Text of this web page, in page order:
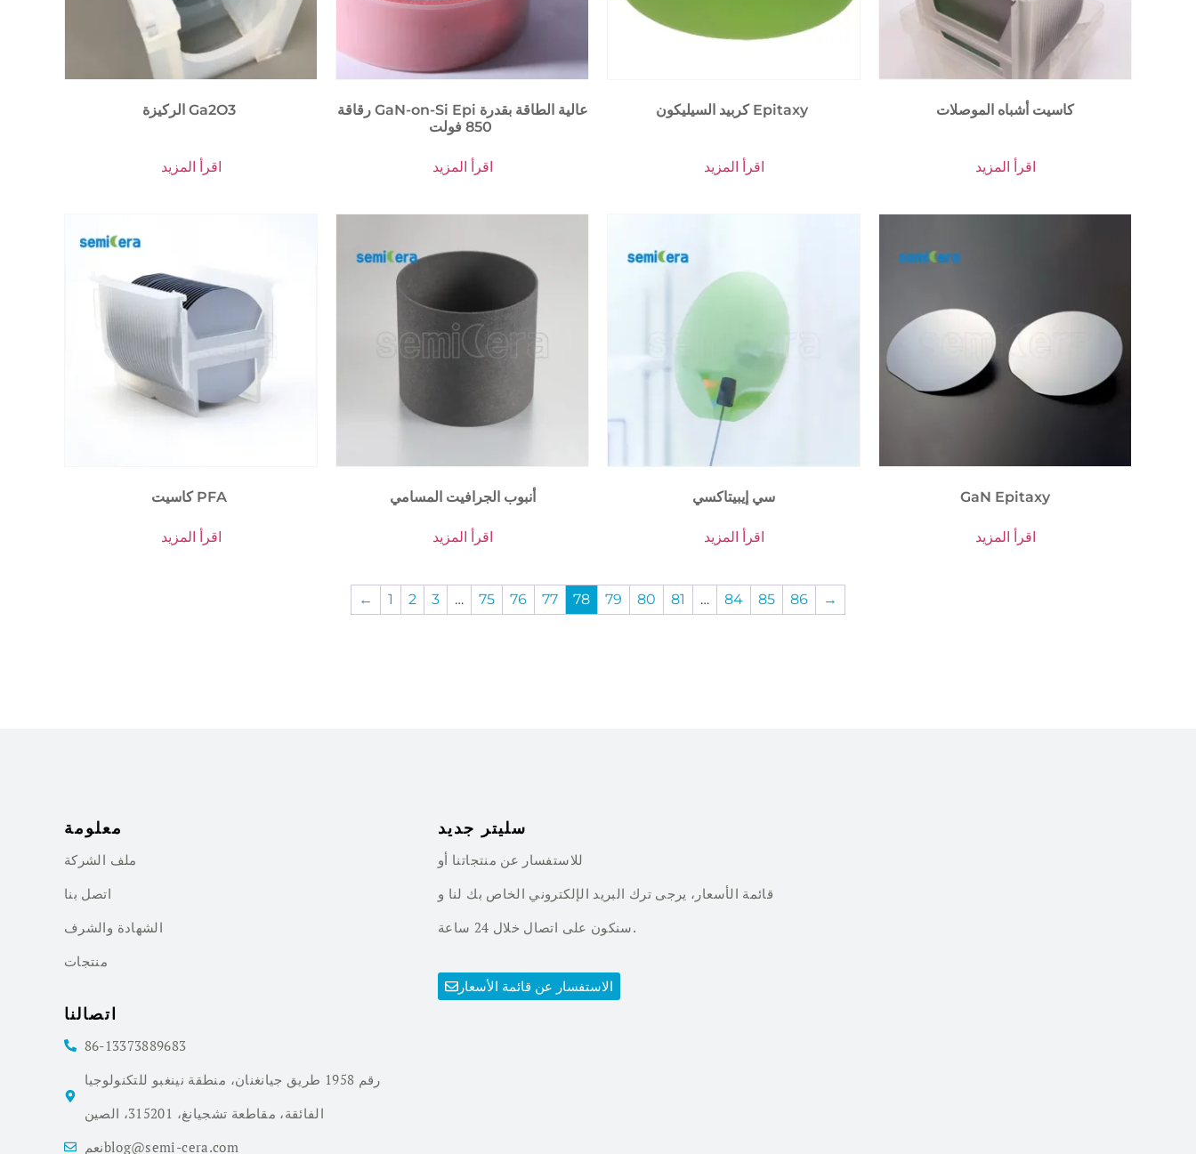
الركيزة Ga2O3
اقرأ المزيد
رقاقة GaN-on-Si Epi عالية الطاقة بقدرة
اقرأ المزيد
كربيد السيليكون Epitaxy
اقرأ المزيد
كاسيت أشباه الموصلات
اقرأ المزيد
كاسيت PFA
اقرأ المزيد
أنبوب الجرافيت المسامي
اقرأ المزيد
سي إيبيتاكسي
اقرأ المزيد
GaN Epitaxy
اقرأ المزيد
← 1 2 3 … 75 76 77 78 79 80 81 … 84 85 86 →
معلومة
ملف الشركة
اتصل بنا
الشهادة والشرف
منتجات
سليتر جديد
للاستفسار عن منتجاتنا أو
قائمة الأسعار، يرجى ترك البريد الإلكتروني الخاص بك لنا و
سنكون على اتصال خلال 24 ساعة.
الاستفسار عن قائمة الأسعار
اتصالنا
86-13373889683
رقم 1958 طريق جيانغنان، منطقة نينغبو للتكنولوجيا
الفائقة، مقاطعة تشجيانغ، 315201، الصين
نعمblog@semi-cera.com